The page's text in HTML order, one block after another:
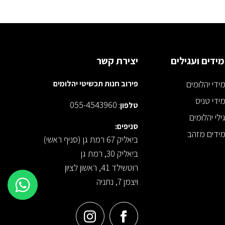
ועגילים
יהלומים
טניס
יהלומים
מזהב
יצירת קשר
פירוב חנות תכשיטי יהלומים
טלפון:
055-4543960
סניפים:
ביאליק 67 רמת גן (סניף ראשי)
ביאליק 30, רמת גן
רוטשילד 41, ראשון לציון
ויצמן 7, נתניה